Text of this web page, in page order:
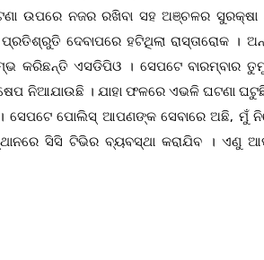
ଉପରେ ନଜର ରଖିବା ସହ ଅଞ୍ଚଳର
ଦେବାପରେ ହଟିଥିଲା ରାସ୍ତାରୋକ ।
କରିଛନ୍ତି ଏସଡିପିଓ । ସେପଟେ ବାରମ୍ବାର
ନିଆଯାଉଛି । ଯାହା ଫଳରେ ଏଭଳି ଘଟଣା
ସେପଟେ ପୋଲିସ୍ ଆପଣଙ୍କ ସେବାରେ ଅଛି, ମୁଁ
ସିସି ଟିଭିର ବ୍ୟବସ୍ଥା କରାଯିବ । ଏଣୁ